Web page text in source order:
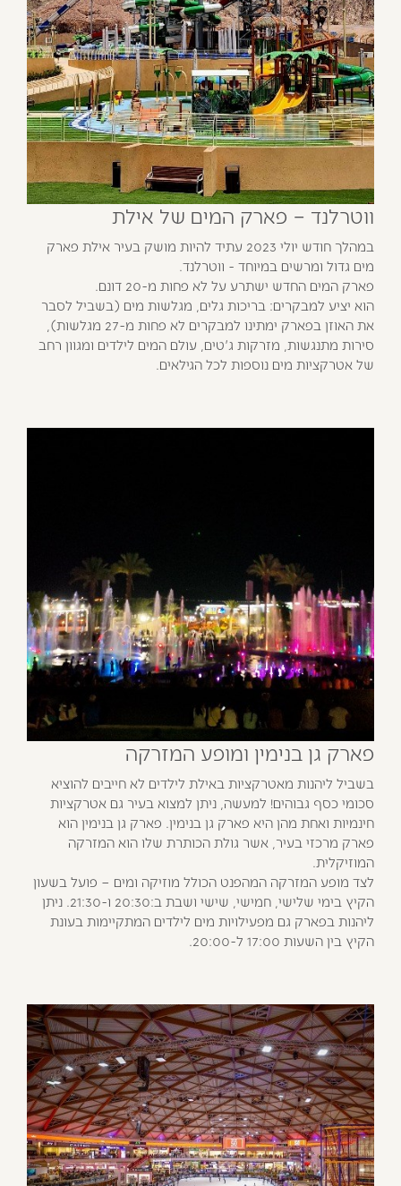
ווטרלנד – פארק המים של אילת
במהלך חודש יולי 2023 עתיד להיות מושק בעיר אילת פארק
מים גדול ומרשים במיוחד - ווטרלנד.
פארק המים החדש ישתרע על לא פחות מ-20 דונם.
הוא יציע למבקרים: בריכות גלים, מגלשות מים (בשביל לסבר
את האוזן בפארק ימתינו למבקרים לא פחות מ-27 מגלשות),
סירות מתנגשות, מזרקות ג'טים, עולם המים לילדים ומגוון רחב
של אטרקציות מים נוספות לכל הגילאים.
פארק גן בנימין ומופע המזרקה
בשביל ליהנות מאטרקציות באילת לילדים לא חייבים להוציא
סכומי כסף גבוהים! למעשה, ניתן למצוא בעיר גם אטרקציות
חינמיות ואחת מהן היא פארק גן בנימין. פארק גן בנימין הוא
פארק מרכזי בעיר, אשר גולת הכותרת שלו הוא המזרקה
המוזיקלית.
לצד מופע המזרקה המהפנט הכולל מוזיקה ומים – פועל בשעון
הקיץ בימי שלישי, חמישי, שישי ושבת ב:20:30 ו-21:30. ניתן
ליהנות בפארק גם מפעילויות מים לילדים המתקיימות בעונת
הקיץ בין השעות 17:00 ל-20:00.